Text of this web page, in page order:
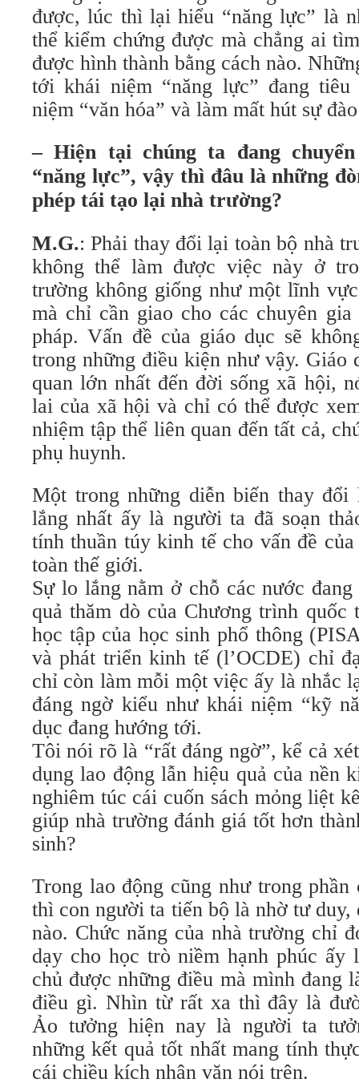
được, lúc thì lại hiểu “năng lực” là
thể kiểm chứng được mà chẳng ai
được hình thành bằng cách nào.
tới khái niệm “năng lực” đang
niệm “văn hóa” và làm mất hút sự
– Hiện tại chúng ta đang
“năng lực”, vậy thì đâu là những
phép tái tạo lại nhà trường?
M.G.: Phải thay đổi lại toàn bộ nhà
không thể làm được việc này ở
trường không giống như một lĩnh
mà chỉ cần giao cho các chuyên
pháp. Vấn đề của giáo dục sẽ
trong những điều kiện như vậy. Giáo
quan lớn nhất đến đời sống xã hội,
lai của xã hội và chỉ có thể được
nhiệm tập thể liên quan đến tất cả,
phụ huynh.
Một trong những diễn biến thay đổi
lắng nhất ấy là người ta đã soạn
tính thuần túy kinh tế cho vấn đề
toàn thế giới.
Sự lo lắng nằm ở chỗ các nước
quả thăm dò của Chương trình quốc
học tập của học sinh phổ thông
và phát triển kinh tế (l’OCDE) chỉ
chỉ còn làm mỗi một việc ấy là nhắc
đáng ngờ kiểu như khái niệm “kỹ
dục đang hướng tới.
Tôi nói rõ là “rất đáng ngờ”, kể cả
dụng lao động lẫn hiệu quả của nền
nghiêm túc cái cuốn sách mỏng liệt
giúp nhà trường đánh giá tốt hơn
sinh?
Trong lao động cũng như trong phần
thì con người ta tiến bộ là nhờ tư
nào. Chức năng của nhà trường chỉ
dạy cho học trò niềm hạnh phúc ấy
chủ được những điều mà mình đang
điều gì. Nhìn từ rất xa thì đây là
Ảo tưởng hiện nay là người ta
những kết quả tốt nhất mang tính
cái chiều kích nhân văn nói trên.